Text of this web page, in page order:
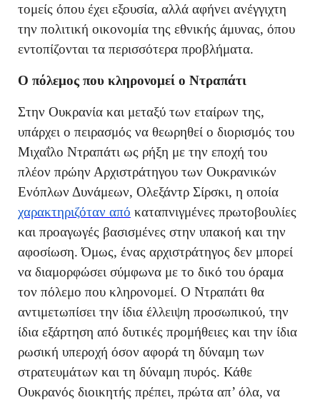
τομείς όπου έχει εξουσία, αλλά αφήνει ανέγγιχτη
την πολιτική οικονομία της εθνικής άμυνας, όπου
εντοπίζονται τα περισσότερα προβλήματα.
Ο πόλεμος που κληρονομεί ο Ντραπάτι
Στην Ουκρανία και μεταξύ των εταίρων της,
υπάρχει ο πειρασμός να θεωρηθεί ο διορισμός του
Μιχαΐλο Ντραπάτι ως ρήξη με την εποχή του
πλέον πρώην Αρχιστράτηγου των Ουκρανικών
Ενόπλων Δυνάμεων, Ολεξάντρ Σίρσκι, η οποία
χαρακτηριζόταν από καταπνιγμένες πρωτοβουλίες
και προαγωγές βασισμένες στην υπακοή και την
αφοσίωση. Όμως, ένας αρχιστράτηγος δεν μπορεί
να διαμορφώσει σύμφωνα με το δικό του όραμα
τον πόλεμο που κληρονομεί. Ο Ντραπάτι θα
αντιμετωπίσει την ίδια έλλειψη προσωπικού, την
ίδια εξάρτηση από δυτικές προμήθειες και την ίδια
ρωσική υπεροχή όσον αφορά τη δύναμη των
στρατευμάτων και τη δύναμη πυρός. Κάθε
Ουκρανός διοικητής πρέπει, πρώτα απ’ όλα, να